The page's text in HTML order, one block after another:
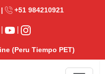
+51 984210921
(Peru Tiempo PET)